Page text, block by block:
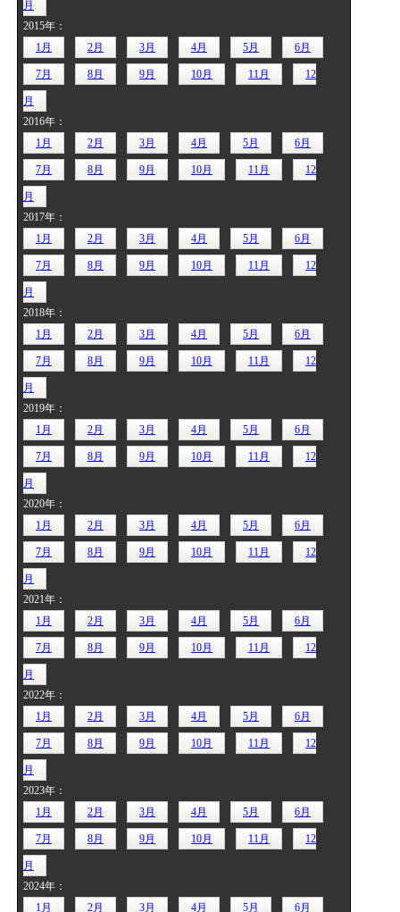
月
2015年：
1月
2月 3月 4月 5月 6月
7月 8月 9月 10月 11月 12
月
2016年：
1月
2月 3月 4月 5月 6月
7月 8月 9月 10月 11月 12
月
2017年：
1月
2月 3月 4月 5月 6月
7月 8月 9月 10月 11月 12
月
2018年：
1月
2月 3月 4月 5月 6月
7月 8月 9月 10月 11月 12
月
2019年：
1月
2月 3月 4月 5月 6月
7月 8月 9月 10月 11月 12
月
2020年：
1月
2月 3月 4月 5月 6月
7月 8月 9月 10月 11月 12
月
2021年：
1月
2月 3月 4月 5月 6月
7月 8月 9月 10月 11月 12
月
2022年：
1月
2月 3月 4月 5月 6月
7月 8月 9月 10月 11月 12
月
2023年：
1月
2月 3月 4月 5月 6月
7月 8月 9月 10月 11月 12
月
2024年：
1月
2月 3月 4月 5月 6月